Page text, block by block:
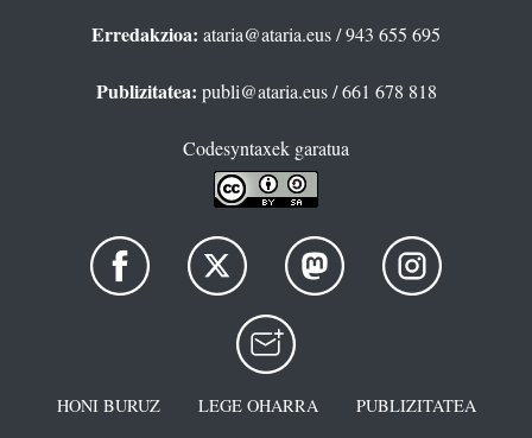
Erredakzioa: ataria@ataria.eus/ 943 655 695
Publizitatea: publi@ataria.eus/ 661 678 818
Codesyntaxek garatua
HONI BURUZ LEGE OHARRA
PUBLIZITATEA